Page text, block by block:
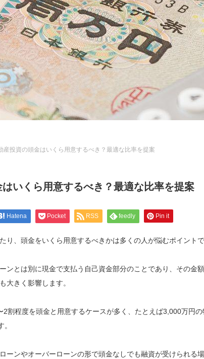
産投資の頭金はいくら用意するべき？最適な比率を提案
いくら用意するべき？最適な比率を提案
Hatena Pocket RSS feedly Pin it
り、頭金をいくら用意するべきかは多くの人が悩むポイントで
ンとは別に現金で支払う自己資金部分のことであり、その金
大きく影響します。
2割程度を頭金と用意するケースが多く、たとえば3,000万円
ーンやオーバーローンの形で頭金なしでも融資が受けられる